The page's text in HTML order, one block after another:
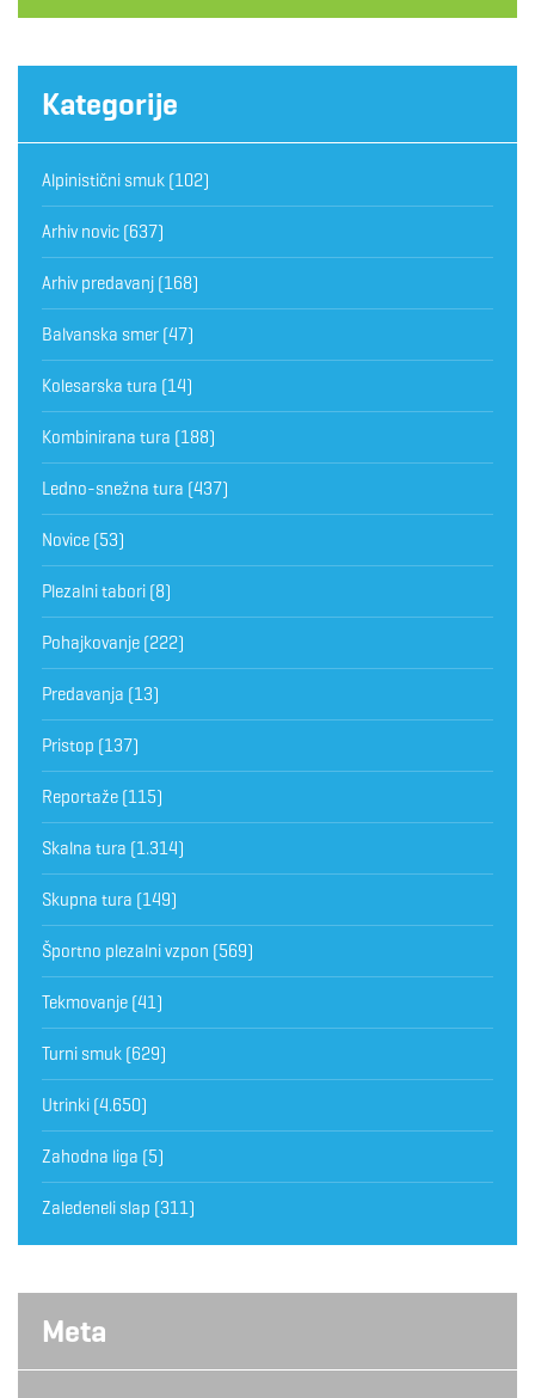
Kategorije
Alpinistični smuk (102)
Arhiv novic (637)
Arhiv predavanj (168)
Balvanska smer (47)
Kolesarska tura (14)
Kombinirana tura (188)
Ledno-snežna tura (437)
Novice (53)
Plezalni tabori (8)
Pohajkovanje (222)
Predavanja (13)
Pristop (137)
Reportaže (115)
Skalna tura (1.314)
Skupna tura (149)
Športno plezalni vzpon (569)
Tekmovanje (41)
Turni smuk (629)
Utrinki (4.650)
Zahodna liga (5)
Zaledeneli slap (311)
Meta